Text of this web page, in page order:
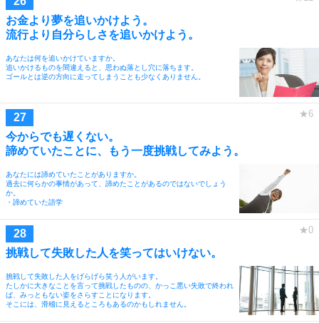
お金より夢を追いかけよう。
流行より自分らしさを追いかけよう。
あなたは何を追いかけていますか。
追いかけるものを間違えると、思わぬ落とし穴に落ちます。
ゴールとは逆の方向に走ってしまうことも少なくありません。
今からでも遅くない。
諦めていたことに、もう一度挑戦してみよう。
あなたには諦めていたことがありますか。
過去に何らかの事情があって、諦めたことがあるのではないでしょう
か。
・諦めていた語学
挑戦して失敗した人を笑ってはいけない。
挑戦して失敗した人をげらげら笑う人がいます。
たしかに大きなことを言って挑戦したものの、かっこ悪い失敗で終われ
ば、みっともない姿をさらすことになります。
そこには、滑稽に見えるところもあるのかもしれません。